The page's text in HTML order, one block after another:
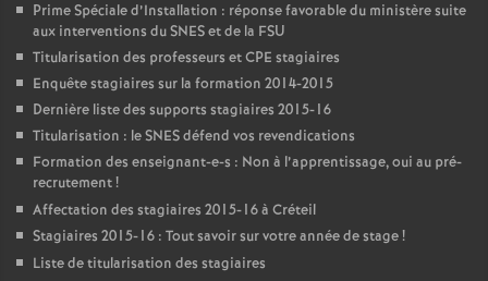
Prime Spéciale d’Installation : réponse favorable du ministère suite
aux interventions duSNESet de la FSU
Titularisation des professeurs etCPE stagiaires
Enquête stagiaires sur la formation 2014-2015
Dernière liste des supports stagiaires 2015-16
Titularisation : leSNESdéfend vos revendications
Formation des enseignant-e-s : Non à l’apprentissage, oui au pré-
recrutement!
Affectation des stagiaires 2015-16 à Créteil
Stagiaires 2015-16 : Tout savoir sur votre année de stage!
Liste de titularisation des stagiaires